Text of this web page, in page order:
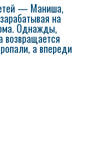
— Маниша,
на
Однажды,
возвращается
а впереди